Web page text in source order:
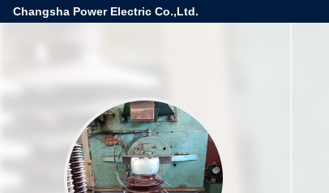
Changsha Power Electric Co.,Ltd.